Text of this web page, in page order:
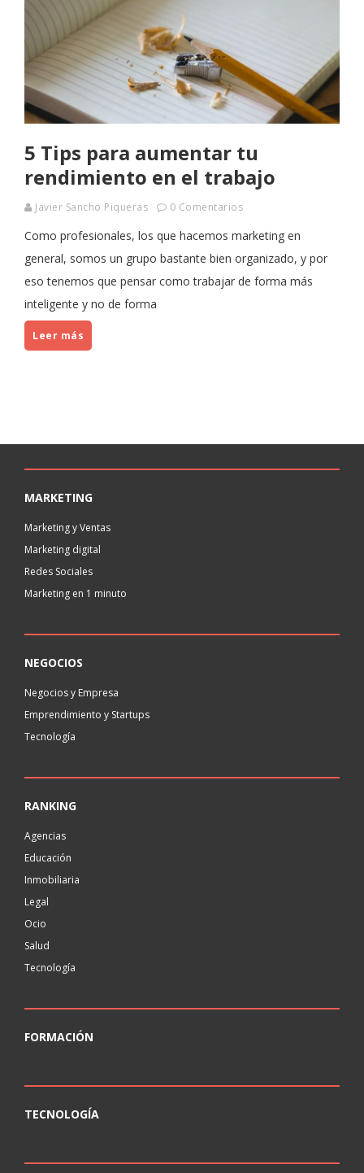
5 Tips para aumentar tu
rendimiento en el trabajo
Javier Sancho Piqueras 0 Comentarios
Como profesionales, los que hacemos marketing en
general, somos un grupo bastante bien organizado, y por
eso tenemos que pensar como trabajar de forma más
inteligente y no de forma
Leer más
MARKETING
Marketing y Ventas
Marketing digital
Redes Sociales
Marketing en 1 minuto
NEGOCIOS
Negocios y Empresa
Emprendimiento y Startups
Tecnología
RANKING
Agencias
Educación
Inmobiliaria
Legal
Ocio
Salud
Tecnología
FORMACIÓN
TECNOLOGÍA